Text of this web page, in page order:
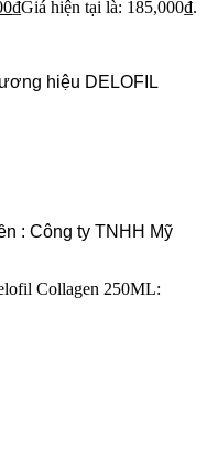
₫Giá hiện tại là: 185,000₫.
hiệu DELOFIL
: Công ty TNHH Mỹ
Collagen 250ML: